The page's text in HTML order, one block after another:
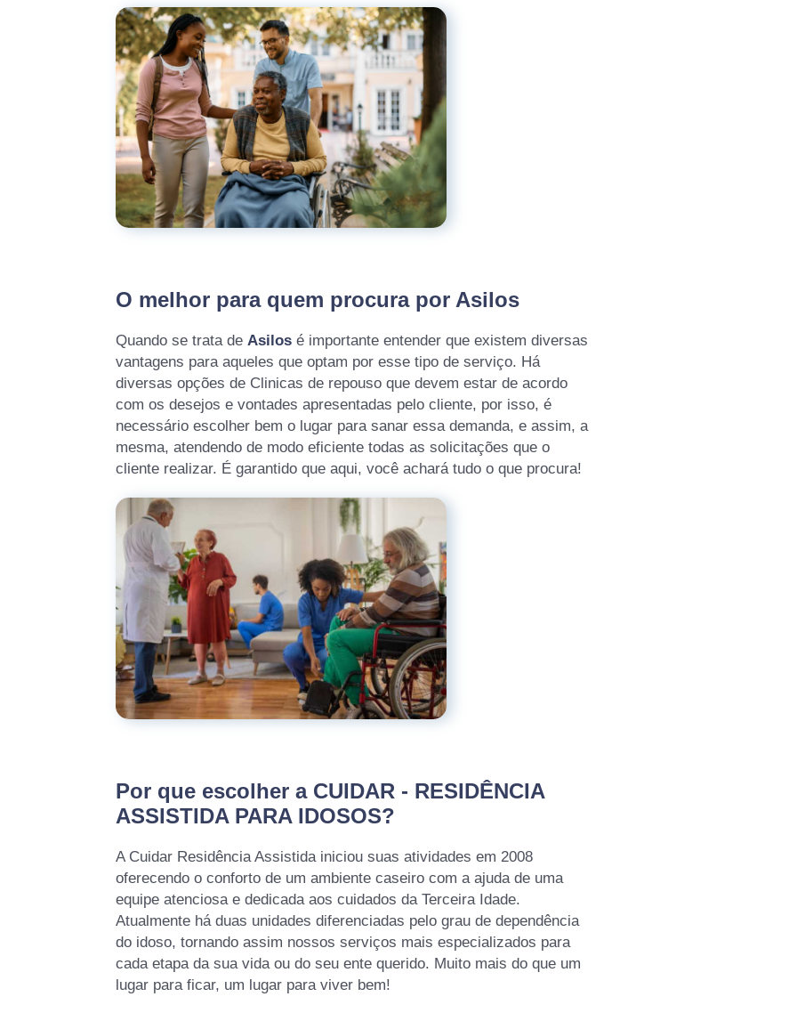
O melhor para quem procura por Asilos
Quando se trata de Asilos é importante entender que existem diversas
vantagens para aqueles que optam por esse tipo de serviço. Há
diversas opções de Clinicas de repouso que devem estar de acordo
com os desejos e vontades apresentadas pelo cliente, por isso, é
necessário escolher bem o lugar para sanar essa demanda, e assim, a
mesma, atendendo de modo eficiente todas as solicitações que o
cliente realizar. É garantido que aqui, você achará tudo o que procura!
Por que escolher a CUIDAR - RESIDÊNCIA
ASSISTIDA PARA IDOSOS?
A Cuidar Residência Assistida iniciou suas atividades em 2008
oferecendo o conforto de um ambiente caseiro com a ajuda de uma
equipe atenciosa e dedicada aos cuidados da Terceira Idade.
Atualmente há duas unidades diferenciadas pelo grau de dependência
do idoso, tornando assim nossos serviços mais especializados para
cada etapa da sua vida ou do seu ente querido. Muito mais do que um
lugar para ficar, um lugar para viver bem!